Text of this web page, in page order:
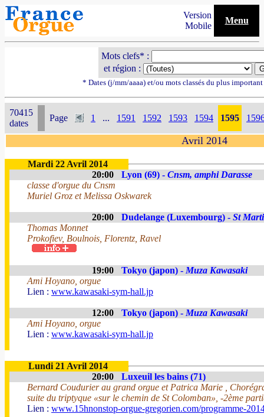
Version
Mobile
Menu
Mots clefs* :
et région :
* Dates (j/mm/aaaa) et/ou mots classés du plus
70415
dates
Page 1 ... 1591 1592 1593 1594 1595
Avril 2014
Mardi 22 Avril 2014
20:00
Lyon (69) - Cnsm, amphi Darasse
classe d'orgue du Cnsm
Muriel Groz et Melissa Oskwarek
20:00 Dudelange (Luxembourg) - St
Thomas Monnet
Prokofiev, Boulnois, Florentz, Ravel
19:00 Tokyo (japon) - Muza Kawasaki
Ami Hoyano, orgue
Lien : www.kawasaki-sym-hall.jp
12:00 Tokyo (japon) - Muza Kawasaki
Ami Hoyano, orgue
Lien : www.kawasaki-sym-hall.jp
Lundi 21 Avril 2014
20:00
Luxeuil les bains (71)
Bernard Coudurier au grand orgue et Patrica Marie ,
suite du triptyque «sur le chemin de St Colomban», -2ème
Lien : www.15hnonstop-orgue-gregorien.com/programme-